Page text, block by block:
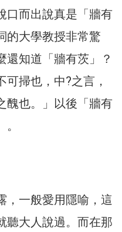
口而出說真是「牆有
的大學教授非常驚
還知道「牆有茨」？
可掃也，中?之言，
醜也。」以後「牆有
，一般愛用隱喻，這
聽大人說過。而在那